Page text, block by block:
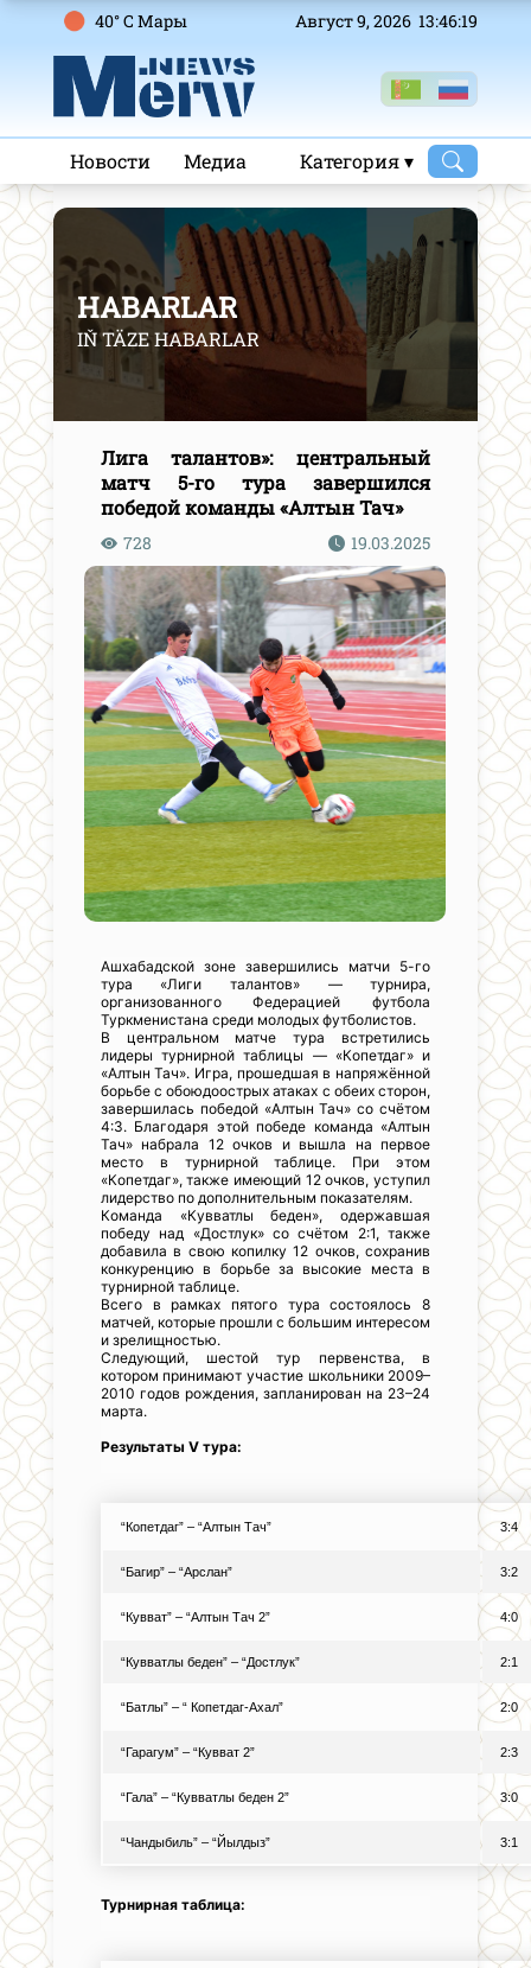
40° C Mары Август 9, 2026 13:46:19
Новости Медиа Категория ▾
HABARLAR
IŇ TÄZE HABARLAR
Лига талантов»: центральный
матч 5-го тура завершился
победой команды «Алтын Тач»
728 19.03.2025
Ашхабадской зоне завершились матчи 5-го
тура «Лиги талантов» — турнира,
организованного Федерацией футбола
Туркменистана среди молодых футболистов.
В центральном матче тура встретились
лидеры турнирной таблицы — «Копетдаг» и
«Алтын Тач». Игра, прошедшая в напряжённой
борьбе с обоюдоострых атаках с обеих сторон,
завершилась победой «Алтын Тач» со счётом
4:3. Благодаря этой победе команда «Алтын
Тач» набрала 12 очков и вышла на первое
место в турнирной таблице. При этом
«Копетдаг», также имеющий 12 очков, уступил
лидерство по дополнительным показателям.
Команда «Кувватлы беден», одержавшая
победу над «Достлук» со счётом 2:1, также
добавила в свою копилку 12 очков, сохранив
конкуренцию в борьбе за высокие места в
турнирной таблице.
Всего в рамках пятого тура состоялось 8
матчей, которые прошли с большим интересом
и зрелищностью.
Следующий, шестой тур первенства, в
котором принимают участие школьники 2009–
2010 годов рождения, запланирован на 23–24
марта.
Результаты V тура:
“Копетдаг” – “Алтын Тач” 3:4
“Багир” – “Арслан” 3:2
“Кувват” – “Алтын Тач 2” 4:0
“Кувватлы беден” – “Достлук” 2:1
“Батлы” – “ Копетдаг-Ахал” 2:0
“Гарагум” – “Кувват 2” 2:3
“Гала” – “Кувватлы беден 2” 3:0
“Чандыбиль” – “Йылдыз” 3:1
Турнирная таблица: